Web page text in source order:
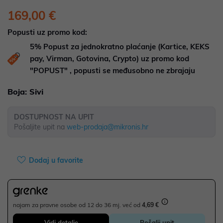
169,00 €
Popusti uz promo kod:
5% Popust za jednokratno plaćanje (Kartice, KEKS
pay, Virman, Gotovina, Crypto) uz promo kod
"POPUST" , popusti se međusobno ne zbrajaju
Boja: Sivi
DOSTUPNOST NA UPIT
Pošaljite upit na web-prodaja@mikronis.hr
Dodaj u favorite
najam za pravne osobe od 12 do 36 mj. već od 4,69 €